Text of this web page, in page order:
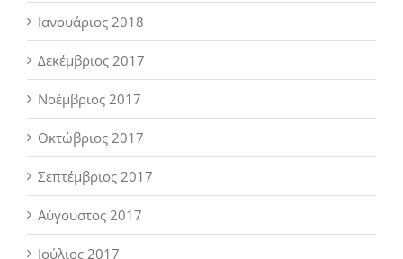
Ιανουάριος 2018
Δεκέμβριος 2017
Νοέμβριος 2017
Οκτώβριος 2017
Σεπτέμβριος 2017
Αύγουστος 2017
Ιούλιος 2017